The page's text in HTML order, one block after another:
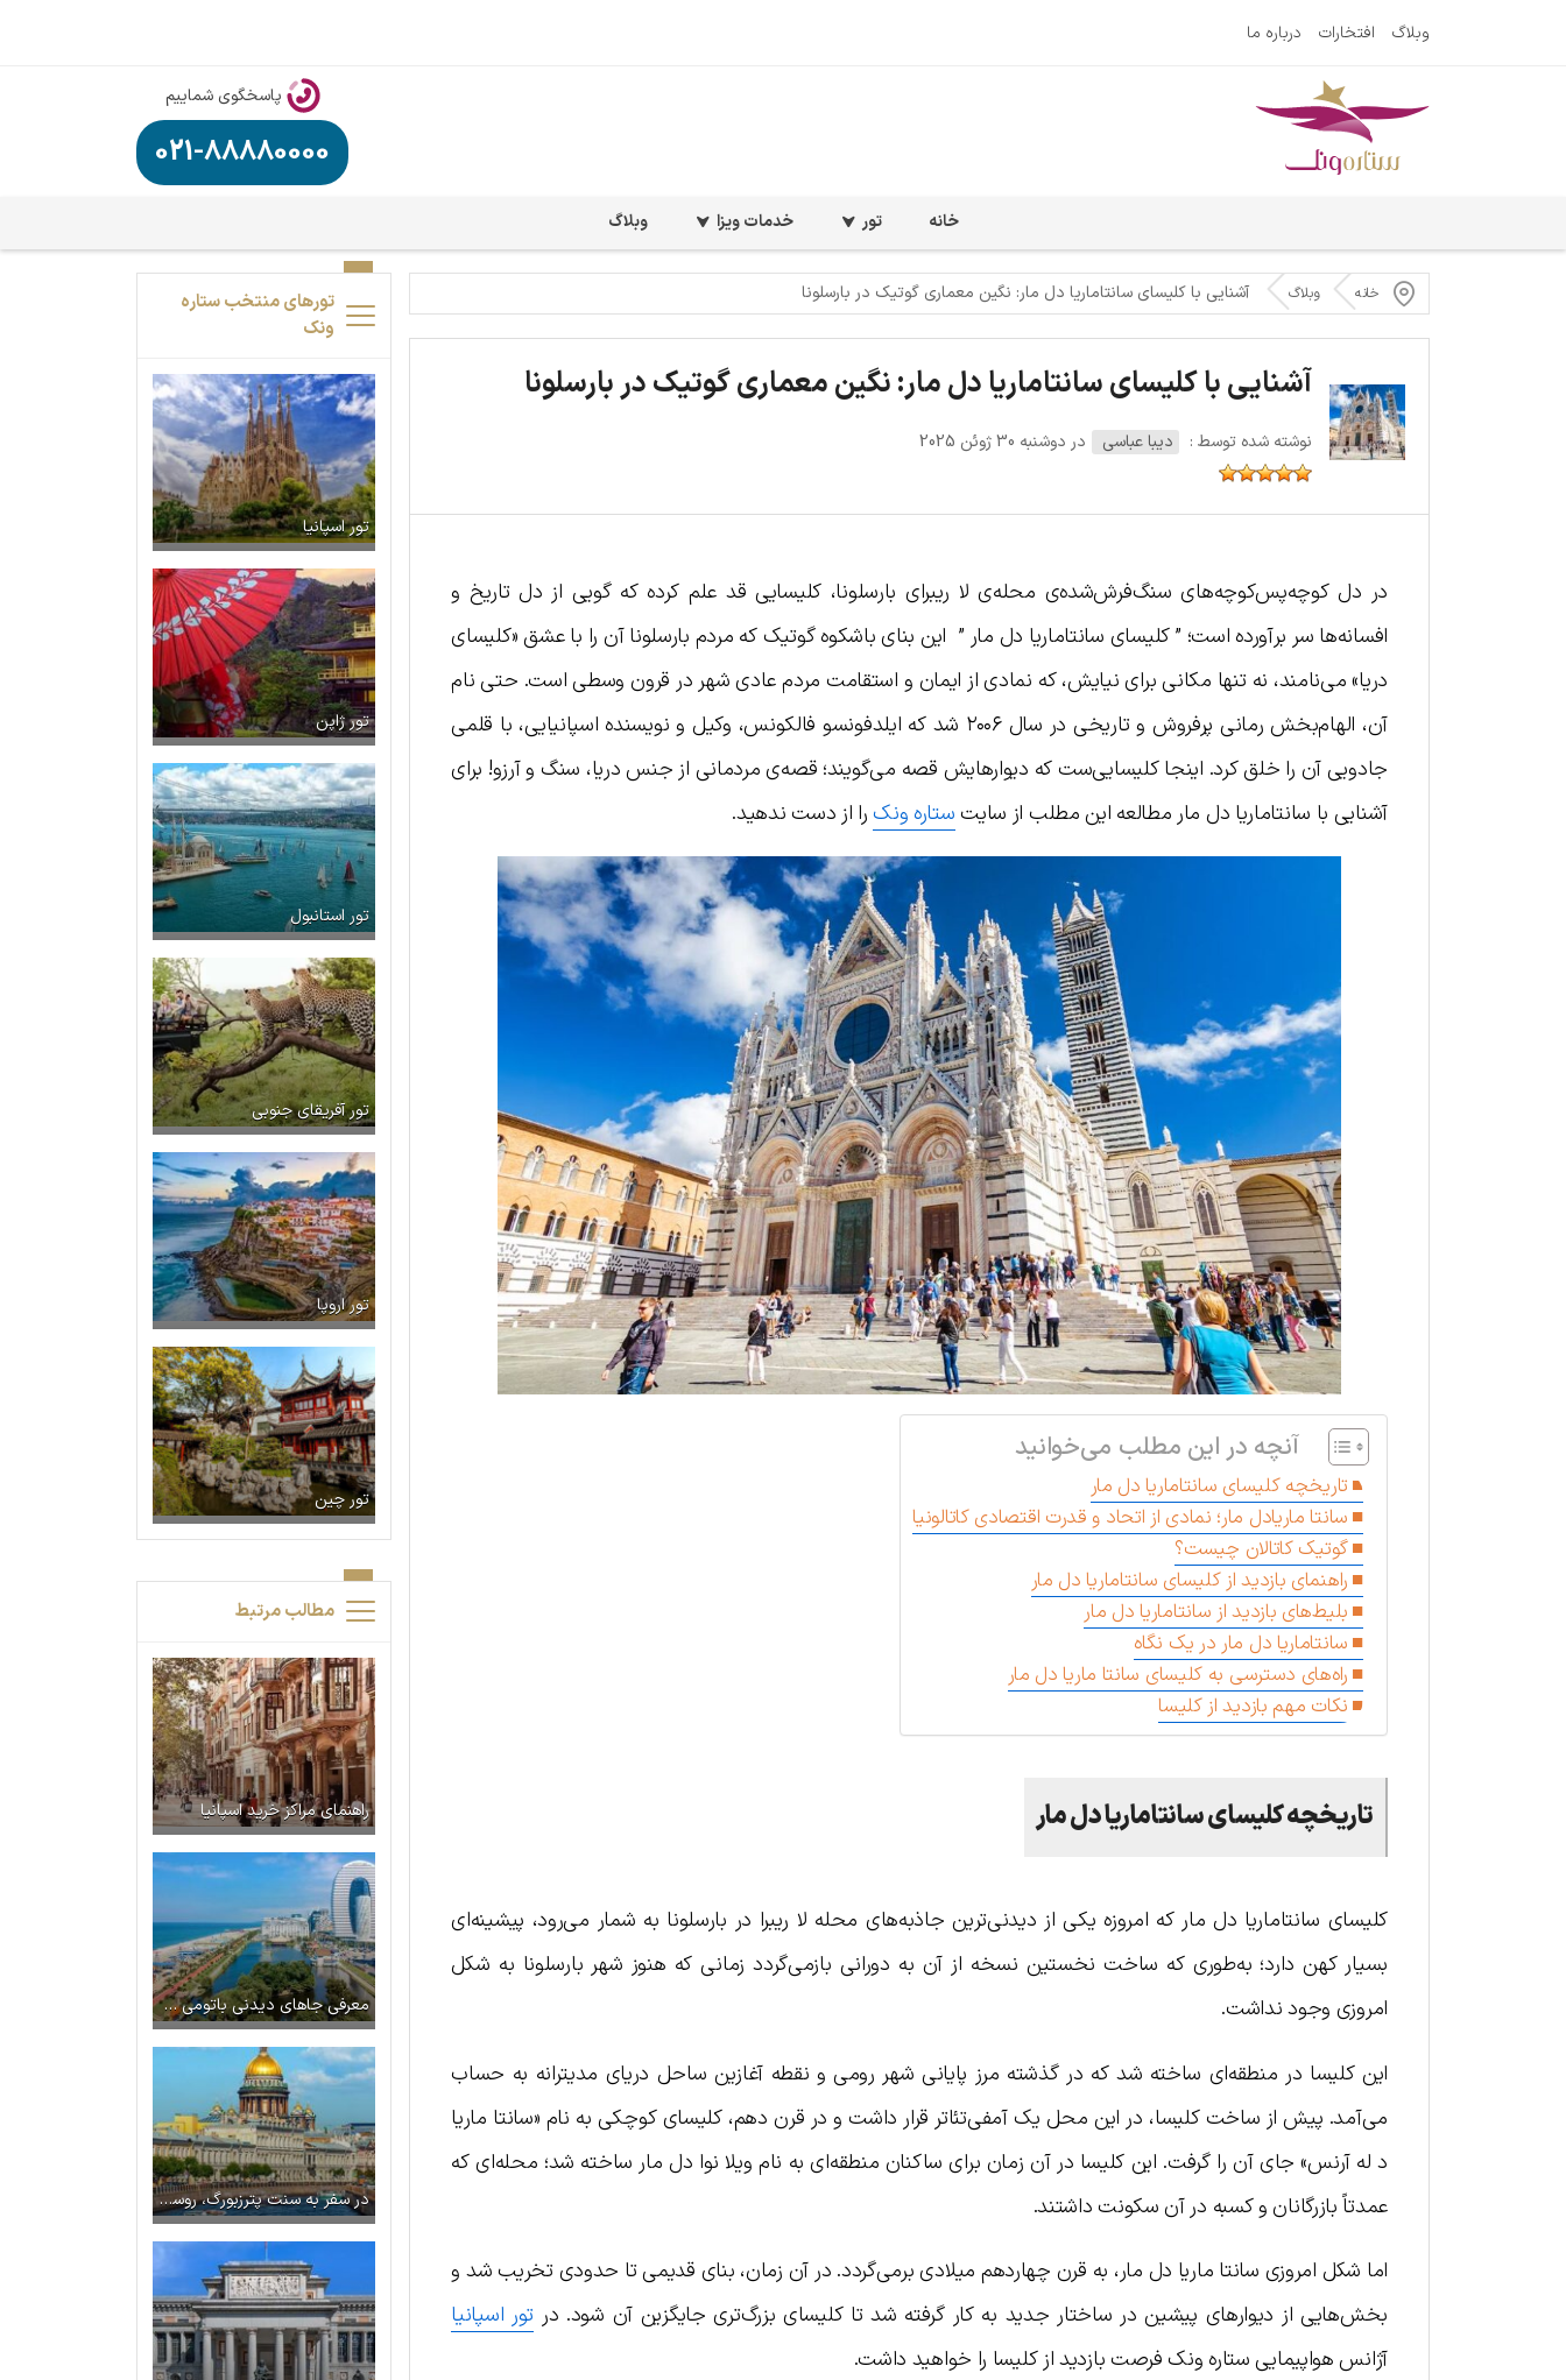
وبلاگ افتخارات درباره ما
پاسخگوی شماییم
021-88880000
خانه تور خدمات ویزا وبلاگ
خانه وبلاگ آشنایی با کلیسای سانتاماریا دل مار: نگین معماری گوتیک در بارسلونا
آشنایی با کلیسای سانتاماریا دل مار: نگین معماری گوتیک در بارسلونا
نوشته شده توسط : دیبا عباسی در دوشنبه 30 ژوئن 2025
در دل کوچه‌پس‌کوچه‌های سنگ‌فرش‌شده‌ی محله‌ی لا ریبرای بارسلونا، کلیسایی قد علم کرده که گویی از دل تاریخ و
افسانه‌ها سر برآورده است؛ ” کلیسای سانتاماریا دل مار ” این بنای باشکوه گوتیک که مردم بارسلونا آن را با عشق «کلیسای
دریا» می‌نامند، نه تنها مکانی برای نیایش، که نمادی از ایمان و استقامت مردم عادی شهر در قرون وسطی است. حتی نام
آن، الهام‌بخش رمانی پرفروش و تاریخی در سال ۲۰۰۶ شد که ایلدفونسو فالکونس، وکیل و نویسنده اسپانیایی، با قلمی
جادویی آن را خلق کرد. اینجا کلیسایی‌ست که دیوارهایش قصه می‌گویند؛ قصه‌ی مردمانی از جنس دریا، سنگ و آرزو! برای
آشنایی با سانتاماریا دل مار مطالعه این مطلب از سایتستاره ونکرا از دست ندهید.
آنچه در این مطلب می‌خوانید
تاریخچه کلیسای سانتاماریا دل مار
سانتا ماریادل مار؛ نمادی از اتحاد و قدرت اقتصادی کاتالونیا
گوتیک کاتالان چیست؟
راهنمای بازدید از کلیسای سانتاماریا دل مار
بلیط‌های بازدید از سانتاماریا دل مار
سانتاماریا دل مار در یک نگاه
راه‌های دسترسی به کلیسای سانتا ماریا دل مار
نکات مهم بازدید از کلیسا
تاریخچهکلیسای سانتاماریا دل مار
کلیسای سانتاماریا دل مار که امروزه یکی از دیدنی‌ترین جاذبه‌های محله لا ریبرا در بارسلونا به شمار می‌رود، پیشینه‌ای
بسیار کهن دارد؛ به‌طوری که ساخت نخستین نسخه از آن به دورانی بازمی‌گردد زمانی که هنوز شهر بارسلونا به شکل
امروزی وجود نداشت.
این کلیسا در منطقه‌ای ساخته شد که در گذشته مرز پایانی شهر رومی و نقطه آغازین ساحل دریای مدیترانه به حساب
می‌آمد. پیش از ساخت کلیسا، در این محل یک آمفی‌تئاتر قرار داشت و در قرن دهم، کلیسای کوچکی به نام «سانتا ماریا
د له آرنس» جای آن را گرفت. این کلیسا در آن زمان برای ساکنان منطقه‌ای به نام ویلا نوا دل مار ساخته شد؛ محله‌ای که
عمدتاً بازرگانان و کسبه در آن سکونت داشتند.
اما شکل امروزی سانتا ماریا دل مار، به قرن چهاردهم میلادی برمی‌گردد. در آن زمان، بنای قدیمی تا حدودی تخریب شد و
بخش‌هایی از دیوارهای پیشین در ساختار جدید به کار گرفته شد تا کلیسای بزرگ‌تری جایگزین آن شود. در تور اسپانیا
آژانس هواپیمایی ستاره ونک فرصت بازدید از کلیسا را خواهید داشت.
تورهای منتخب ستاره
ونک
تور اسپانیا
تور ژاپن
تور استانبول
تور آفریقای جنوبی
تور اروپا
تور چین
مطالب مرتبط
راهنمای مراکز خرید اسپانیا
معرفی جاهای دیدنی باتومی – لیست جاذبه ها و تفریحات + عکس
در سفر به سنت پترزبورگ، روسیه از چه جاذبه‌هایی دیدن کنیم؟